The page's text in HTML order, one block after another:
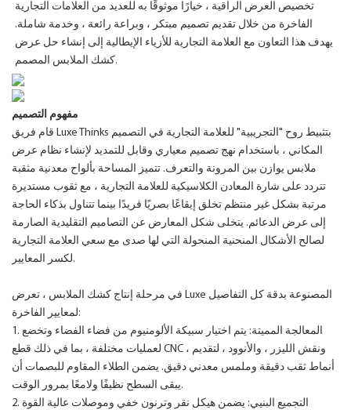
تخصيص العرض الراقية ، خيارًا موثوقًا به للعديد من العلامات التجارية
الفاخرة من خلال تقديم تصميم مبتكر ، وبراعة رائعة ، وخدمة شاملة.
يهدف هذا التعاون مع العلامة التجارية للأزياء الإيطالية إلى إنشاء حل عرض
كشك الملابس المصمم.
مفهوم التصميم
قام فريق Luxe Thinks بتثبيط روح "التجريبية" للعلامة التجارية في التصميم
المكاني ، باستخدام نهج تصميم معياري وقابل للتمديد لإنشاء نظام عرض
ملابس يوازن بين المرونة والتعرف. تتميز المساحة بألواح معدنية مثقبة
تتردد على شارة المعادن الكلاسيكية للعلامة التجارية ، مع ثقوب مستديرة
مرتبة بشكل غير منتظم تخلق إيقاعًا بصريًا فريدًا بينما تتناول بذكاء الحاجة
إلى عرض الدعائم. يتخلى شكل المعارض عن التصاميم التقليدية الصارمة
لصالح الأشكال المنحنية المنحولة التي لها صدى مع سعي العلامة التجارية
لكسر المعايير.
في مرحلة إنتاج كشك الملابس ، تعرض Luxe المصنوعة بدقة كل التفاصيل
لمعايير الفاخرة:
1. المعالجة المميتة: يتم اختيار سبيكة الألومنيوم من فضاء الفضاء وتخضع
لعمليات مختلفة ، بما في ذلك قطع CNC ، ونقش الليزر ، والأنوود ، لتقديم
أنماط ثقب دقيقة وملمس معدني دقيق. يضمن الطلاء المقاوم للبصمات أن
يبقى السطح نظيفًا ولامعًا بمرور الوقت.
2. التجميع البنيي: يضمن هيكل نقر وترنون خفي وموصلات عالية القوة